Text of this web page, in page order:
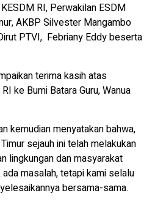
RI, Perwakilan ESDM
AKBP Silvester Mangambo
PTVI, Febriany Eddy beserta
terima kasih atas
ke Bumi Batara Guru, Wanua
kemudian menyatakan bahwa,
sejauh ini telah melakukan
lingkungan dan masyarakat
masalah, tetapi kami selalu
bersama-sama.